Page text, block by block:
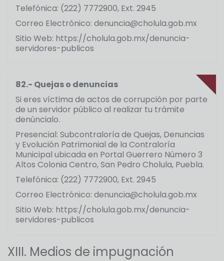
Telefónica: (222) 7772900, Ext. 2945
Correo Electrónico: denuncia@cholula.gob.mx
Sitio Web: https://cholula.gob.mx/denuncia-
servidores-publicos
82.- Quejas o denuncias
Si eres víctima de actos de corrupción por parte
de un servidor público al realizar tu trámite
denúncialo.
Presencial: Subcontraloría de Quejas, Denuncias
y Evolución Patrimonial de la Contraloría
Municipal ubicada en Portal Guerrero Número 3
Altos Colonia Centro, San Pedro Cholula, Puebla.
Telefónica: (222) 7772900, Ext. 2945
Correo Electrónico: denuncia@cholula.gob.mx
Sitio Web: https://cholula.gob.mx/denuncia-
servidores-publicos
XIII. Medios de impugnación